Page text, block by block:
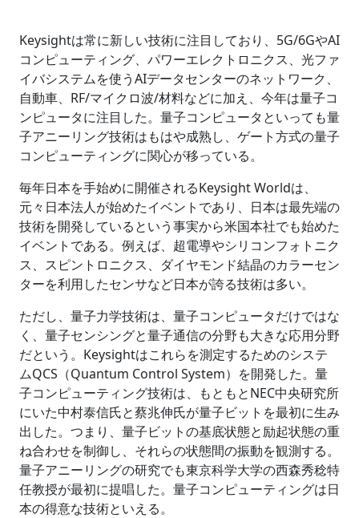
Keysightは常に新しい技術に注目しており、5G/6GやAI
コンピューティング、パワーエレクトロニクス、光ファ
イバシステムを使うAIデータセンターのネットワーク、
自動車、RF/マイクロ波/材料などに加え、今年は量子コ
ンピュータに注目した。量子コンピュータといっても量
子アニーリング技術はもはや成熟し、ゲート方式の量子
コンピューティングに関心が移っている。
毎年日本を手始めに開催されるKeysight Worldは、
元々日本法人が始めたイベントであり、日本は最先端の
技術を開発しているという事実から米国本社でも始めた
イベントである。例えば、超電導やシリコンフォトニク
ス、スピントロニクス、ダイヤモンド結晶のカラーセン
ターを利用したセンサなど日本が誇る技術は多い。
ただし、量子力学技術は、量子コンピュータだけではな
く、量子センシングと量子通信の分野も大きな応用分野
だという。Keysightはこれらを測定するためのシステ
ムQCS（Quantum Control System）を開発した。量
子コンピューティング技術は、もともとNEC中央研究所
にいた中村泰信氏と蔡兆伸氏が量子ビットを最初に生み
出した。つまり、量子ビットの基底状態と励起状態の重
ね合わせを制御し、それらの状態間の振動を観測する。
量子アニーリングの研究でも東京科学大学の西森秀稔特
任教授が最初に提唱した。量子コンピューティングは日
本の得意な技術といえる。